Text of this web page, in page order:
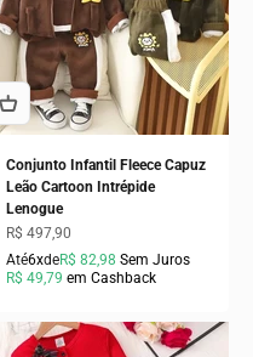
Conjunto Infantil Fleece Capuz
Leão Cartoon Intrépide
Lenogue
Preço promocional
R$ 497,90
Até6xdeR$ 82,98 Sem Juros
R$ 49,79 em Cashback